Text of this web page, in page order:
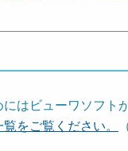
はビューワソフト
をご覧ください。